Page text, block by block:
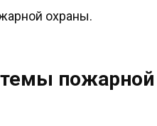
охраны.
пожарной